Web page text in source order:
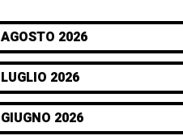
AGOSTO 2026
LUGLIO 2026
GIUGNO 2026